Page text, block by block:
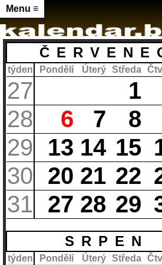
Menu ≡
týden Pondělí Úterý Středa
27 1
28
6 7 8
29
13 14 15
30
20 21 22
31
27 28 29
SRPEN
týden Pondělí Úterý Středa